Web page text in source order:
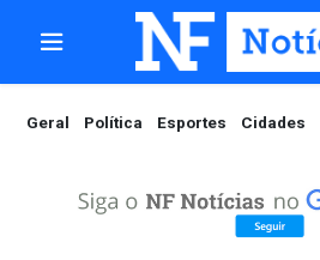
Geral Política Esportes Cidades